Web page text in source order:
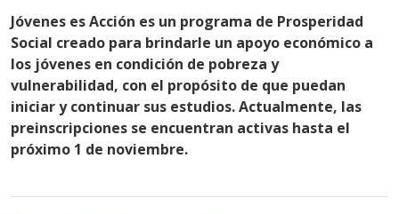
Jóvenes es Acción es un programa de Prosperidad
Social creado para brindarle un apoyo económico a
los jóvenes en condición de pobreza y
vulnerabilidad, con el propósito de que puedan
iniciar y continuar sus estudios. Actualmente, las
preinscripciones se encuentran activas hasta el
próximo 1 de noviembre.